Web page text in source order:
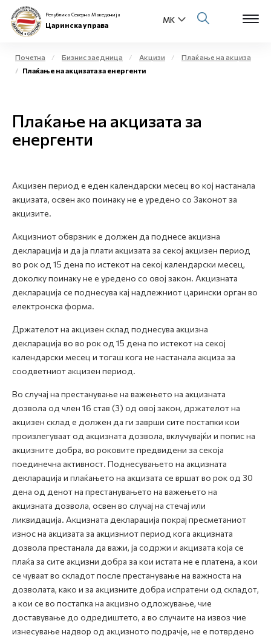
Физички лица
Бизнис заедница
Контакт
Е-Весник
Република Северна Македонија
Царинска управа
Почетна Бизнис заедница Акцизи
Плаќање на акциза
Плаќање на акцизата за енергенти
Плаќање на акцизата за
енергенти
Акцизен период е еден календарски месец во кој настанала
акцизата, освен ако поинаку не е уредено со Законот за
акцизите.
Акцизниот обврзник е должен да поднесе акцизна
декларација и да ја плати акцизата за секој акцизен период
во рок од 15 дена по истекот на секој календарски месец,
доколку поинаку не е уредено со овој закон. Акцизната
декларација се поднесува кај надлежниот царински орган во
електронска форма.
Држателот на акцизен склад поднесува акцизна
декларација во во рок од 15 дена по истекот на секој
календарски месец и тогаш кога не настанала акциза за
соодветниот акцизен период.
Во случај на престанување на важењето на акцизната
дозвола од член 16 став (3) од овој закон, држателот на
акцизен склад е должен да ги заврши сите постапки кои
произлегуваат од акцизната дозвола, вклучувајќи и попис на
акцизните добра, во роковите предвидени за секоја
поединечна активност. Поднесувањето на акцизната
декларација и плаќањето на акцизата се вршат во рок од 30
дена од денот на престанувањето на важењето на
акцизната дозвола, освен во случај на стечај или
ликвидација. Aкцизната декларација покрај пресметаниот
износ на акцизата за акцизниот период кога акцизната
дозвола престанала да важи, ја содржи и акцизата која се
плаќа за сите акцизни добра за кои истата не е платена, а кои
се чуваат во складот после престанување на важноста на
дозволата, како и за акцизните добра испратени од складот,
а кои се во постапка на акцизно одложување, чие
доставување до одредиштето, а во случаите на извоз чие
изнесување надвор од акцизното подрачје, не е потврдено